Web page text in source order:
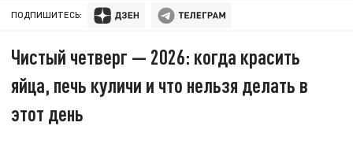
ПОДПИШИТЕСЬ:
Чистый четверг — 2026: когда красить
яйца, печь куличи и что нельзя делать в
этот день